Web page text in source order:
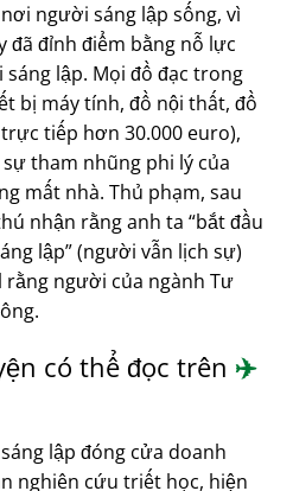
người sáng lập sống, vì
đã đỉnh điểm bằng nỗ lực
lập. Mọi đồ đạc trong
bị máy tính, đồ nội thất, đồ
tiếp hơn 30.000 euro),
tham nhũng phi lý của
mất nhà. Thủ phạm, sau
nhận rằng anh ta bắt đầu
lập (người vẫn lịch sự)
người của ngành Tư
có thể đọc trên ✈️
lập đóng cửa doanh
nghiên cứu triết học, hiện